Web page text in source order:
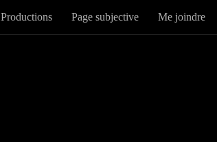
Productions Page subjective Me joindre